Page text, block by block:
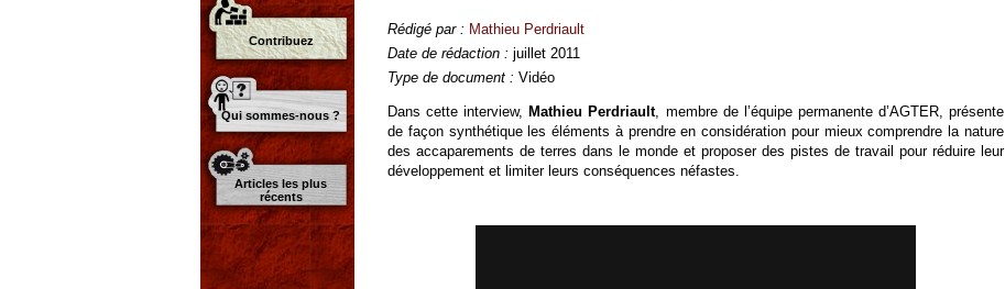
Contribuez
Qui sommes-nous ?
Articles les plus
récents
Rédigé par : Mathieu Perdriault
Date de rédaction : juillet 2011
Type de document : Vidéo
Dans cette interview,Mathieu Perdriault, membre de l’équipe permanente d’AGTER, présente
de façon synthétique les éléments à prendre en considération pour mieux comprendre la nature
des accaparements de terres dans le monde et proposer des pistes de travail pour réduire leur
développement et limiter leurs conséquences néfastes.